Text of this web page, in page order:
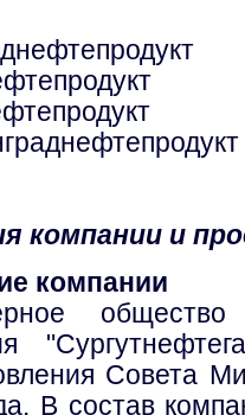
компании и
компании
Совета
В состав